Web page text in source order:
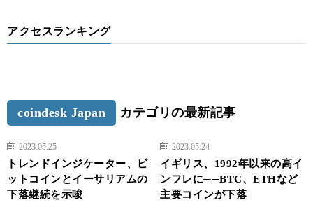
アクセスランキング
coindesk Japan カテゴリの最新記事
2023.05.25
トレンドインジケーター、ビ
ットコインとイーサリアムの
下落継続を示唆
2023.05.24
イギリス、1992年以来の高イ
ンフレに──BTC、ETHなど
主要コインが下落